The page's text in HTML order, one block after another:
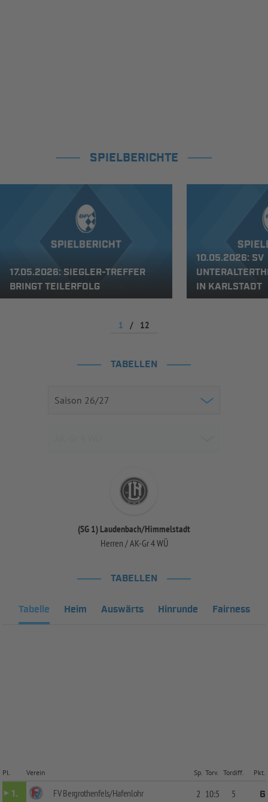
SPIELBERICHTE
17.05.2026: SIEGLER-TREFFER
BRINGT TEILERFOLG
10.05.2026: SV
IN KARLSTADT
1 / 12
TABELLEN
(SG 1) Laudenbach/Himmelstadt
Herren / AK-Gr 4 WÜ
TABELLEN
Tabelle Heim Auswärts Hinrunde Fairness
Pl. Verein Sp. Torv. Tordiff. Pkt.
1. FV Bergrothenfels/Hafenlohr 2 10:5 5
6